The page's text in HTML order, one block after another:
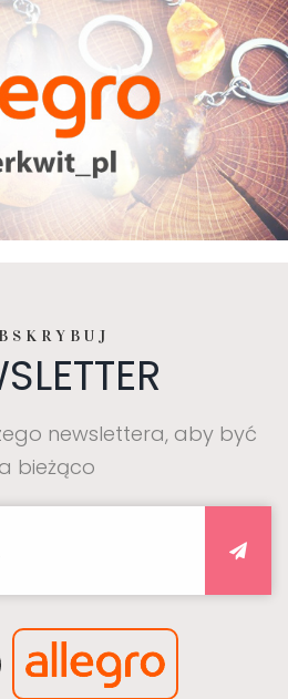
newslettera, aby być
bieżąco